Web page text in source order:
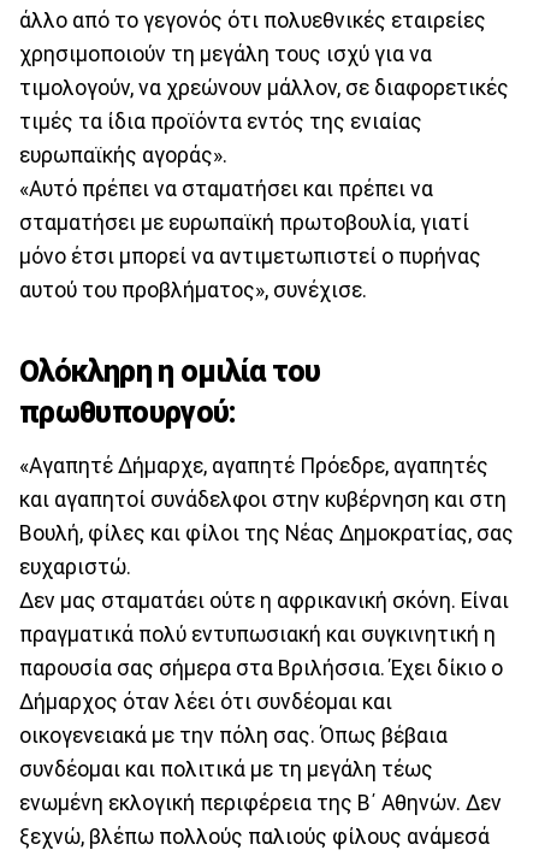
άλλο από το γεγονός ότι πολυεθνικές εταιρείες
χρησιμοποιούν τη μεγάλη τους ισχύ για να
τιμολογούν, να χρεώνουν μάλλον, σε διαφορετικές
τιμές τα ίδια προϊόντα εντός της ενιαίας
ευρωπαϊκής αγοράς».
«Αυτό πρέπει να σταματήσει και πρέπει να
σταματήσει με ευρωπαϊκή πρωτοβουλία, γιατί
μόνο έτσι μπορεί να αντιμετωπιστεί ο πυρήνας
αυτού του προβλήματος», συνέχισε.
Ολόκληρη η ομιλία του
πρωθυπουργού:
«Αγαπητέ Δήμαρχε, αγαπητέ Πρόεδρε, αγαπητές
και αγαπητοί συνάδελφοι στην κυβέρνηση και στη
Βουλή, φίλες και φίλοι της Νέας Δημοκρατίας, σας
ευχαριστώ.
Δεν μας σταματάει ούτε η αφρικανική σκόνη. Είναι
πραγματικά πολύ εντυπωσιακή και συγκινητική η
παρουσία σας σήμερα στα Βριλήσσια. Έχει δίκιο ο
Δήμαρχος όταν λέει ότι συνδέομαι και
οικογενειακά με την πόλη σας. Όπως βέβαια
συνδέομαι και πολιτικά με τη μεγάλη τέως
ενωμένη εκλογική περιφέρεια της Β΄ Αθηνών. Δεν
ξεχνώ, βλέπω πολλούς παλιούς φίλους ανάμεσά